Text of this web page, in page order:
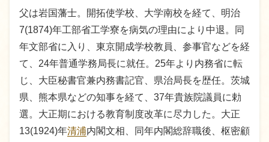
父は岩国藩士。開拓使学校、大学南校を経て、明治
7(1874)年工部省工学寮を病気の理由により中退。同
年文部省に入り、東京開成学校教員、参事官などを経
て、24年普通学務局長に就任。25年より内務省に転
じ、大臣秘書官兼内務書記官、県治局長を歴任。茨城
県、熊本県などの知事を経て、37年貴族院議員に勅
選。大正期における教育制度改革に尽力した。大正
13(1924)年清浦内閣文相、同年内閣総辞職後、枢密顧